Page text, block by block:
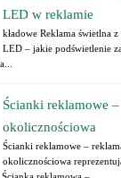
LED w reklamie
kładowe Reklama świetlna
LED – jakie podświetlenie
Ścianki reklamowe
okolicznościowa
Ścianki reklamowe –
okolicznościowa